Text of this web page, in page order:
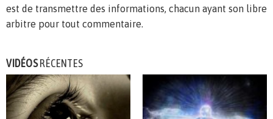
est de transmettre des informations, chacun ayant son libre
arbitre pour tout commentaire.
VIDÉOSRÉCENTES